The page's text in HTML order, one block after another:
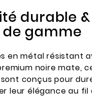
durable
gamme
en métal résistant
noire mate,
conçus pour
leur élégance au fil